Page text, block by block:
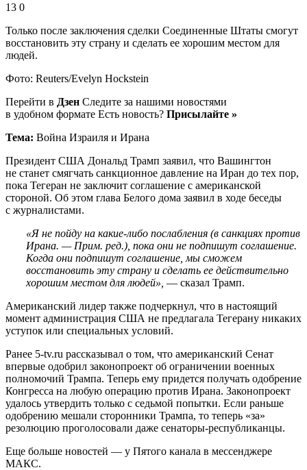
13 0
Только после заключения сделки Соединенные Штаты смогут
восстановить эту страну и сделать ее хорошим местом для
людей.
Фото: Reuters/Evelyn Hockstein
Перейти в Дзен Следите за нашими новостями
в удобном формате Есть новость? Присылайте »
Тема: Война Израиля и Ирана
Президент США Дональд Трамп заявил, что Вашингтон
не станет смягчать санкционное давление на Иран до тех пор,
пока Тегеран не заключит соглашение с американской
стороной. Об этом глава Белого дома заявил в ходе беседы
с журналистами.
«Я не пойду на какие-либо послабления (в санкциях против
Ирана. — Прим. ред.), пока они не подпишут соглашение.
Когда они подпишут соглашение, мы сможем
восстановить эту страну и сделать ее действительно
хорошим местом для людей», — сказал Трамп.
Американский лидер также подчеркнул, что в настоящий
момент администрация США не предлагала Тегерану никаких
уступок или специальных условий.
Ранее 5-tv.ru рассказывал о том, что американский Сенат
впервые одобрил законопроект об ограничении военных
полномочий Трампа. Теперь ему придется получать одобрение
Конгресса на любую операцию против Ирана. Законопроект
удалось утвердить только с седьмой попытки. Если раньше
одобрению мешали сторонники Трампа, то теперь «за»
резолюцию проголосовали даже сенаторы-республиканцы.
Еще больше новостей — у Пятого канала в мессенджере
МАКС.